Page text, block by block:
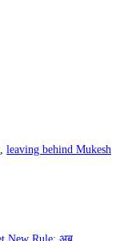
leaving behind Mukesh